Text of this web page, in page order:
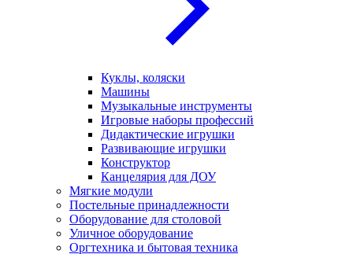
Куклы, коляски
Машины
Музыкальные инструменты
Игровые наборы профессий
Дидактические игрушки
Развивающие игрушки
Конструктор
Канцелярия для ДОУ
Мягкие модули
Постельные принадлежности
Оборудование для столовой
Уличное оборудование
Оргтехника и бытовая техника